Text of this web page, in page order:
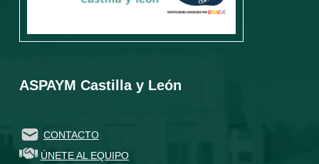
ASPAYM Castilla y León
CONTACTO
ÚNETE AL EQUIPO